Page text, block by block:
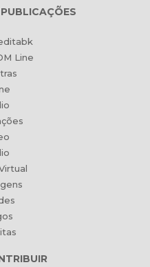
Line